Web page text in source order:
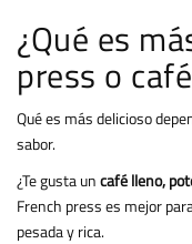
¿Qué es
press o
Qué es más delicioso
sabor.
¿Te gusta uncafé lleno,
French press es mejor
pesada y rica.